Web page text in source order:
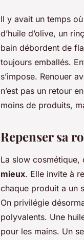
Il y avait un temps
d’huile d’olive, un
bain débordent de
toujours emballés.
s’impose. Renouer
n’est pas un retour
moins de produits,
Repenser sa
La slow cosmétique,
mieux. Elle invite à
chaque produit a un
On privilégie
polyvalents. Une
pour les mains. Un